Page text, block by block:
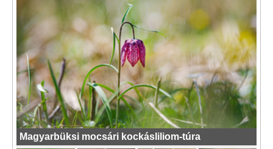
Magyarbüksi mocsári kockásliliom-túra